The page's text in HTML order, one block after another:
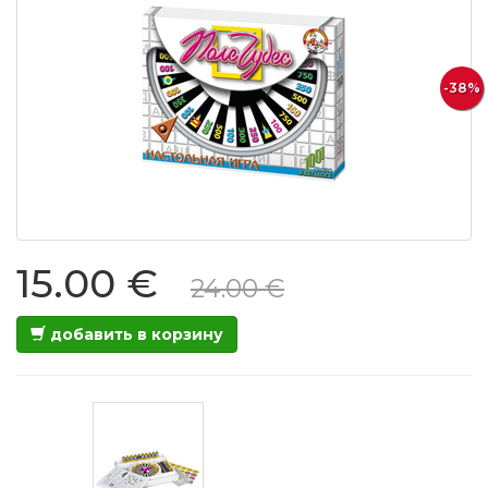
-38%
15.00 € 24.00 €
добавить в корзину